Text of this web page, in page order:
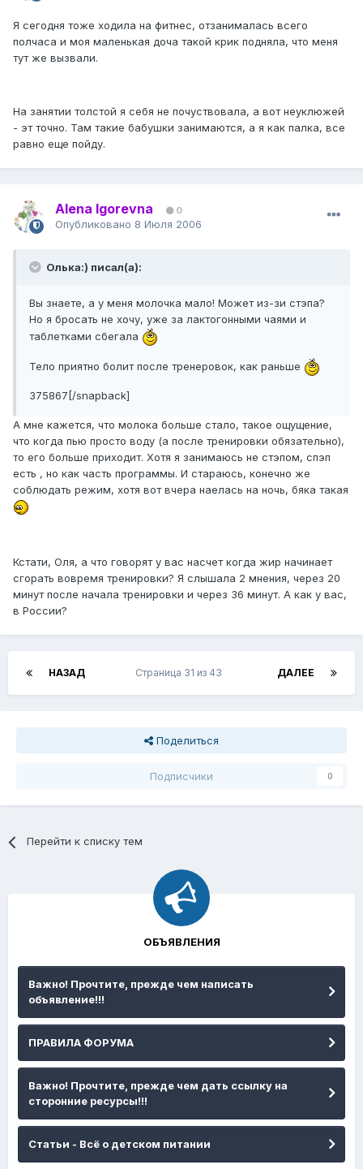
Я сегодня тоже ходила на фитнес, отзанималась всего
полчаса и моя маленькая доча такой крик подняла, что меня
тут же вызвали.
На занятии толстой я себя не почуствовала, а вот неуклюжей
- эт точно. Там такие бабушки занимаются, а я как палка, все
равно еще пойду.
Alena Igorevna 0
Опубликовано 8 Июля 2006
Олька:) писал(а):
Вы знаете, а у меня молочка мало! Может из-зи стэпа?
Но я бросать не хочу, уже за лактогонными чаями и
таблетками сбегала
Тело приятно болит после тренеровок, как раньше
375867[/snapback]
А мне кажется, что молока больше стало, такое ощущение,
что когда пью просто воду (а после тренировки обязательно),
то его больше приходит. Хотя я занимаюсь не стэпом, спэп
есть , но как часть программы. И стараюсь, конечно же
соблюдать режим, хотя вот вчера наелась на ночь, бяка такая
Кстати, Оля, а что говорят у вас насчет когда жир начинает
сгорать вовремя тренировки? Я слышала 2 мнения, через 20
минут после начала тренировки и через 36 минут. А как у вас,
в России?
НАЗАД ДАЛЕЕ
Страница 31 из 43
Поделиться
Подписчики 0
Перейти к списку тем
ОБЪЯВЛЕНИЯ
Важно! Прочтите, прежде чем написать
объявление!!!
ПРАВИЛА ФОРУМА
Важно! Прочтите, прежде чем дать ссылку на
сторонние ресурсы!!!
Статьи - Всё о детском питании